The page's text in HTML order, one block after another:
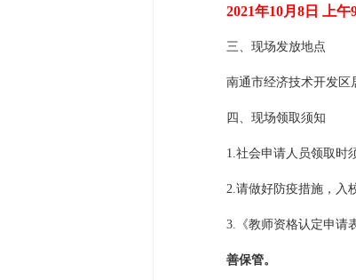
2021年10月8日 上午
三、现场发放地点
南通市经济技术开发区
四、现场领取须知
1.社会申请人员领取时
2.请做好防疫措施，入
3.《教师资格认定申请
善保管。